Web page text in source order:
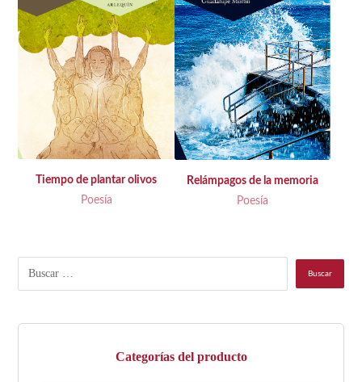
Tiempo de plantar olivos
Poesía
Relámpagos de la memoria
Poesía
Categorías del producto